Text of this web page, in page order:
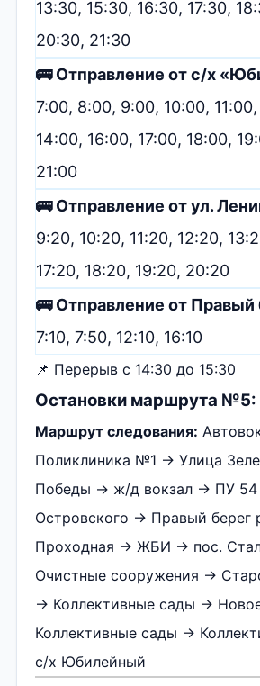
13:30, 15:30, 16:30, 17:30,
20:30, 21:30
🚌 Отправление от с/х
7:00, 8:00, 9:00, 10:00,
14:00, 16:00, 17:00, 18:00,
21:00
🚌 Отправление от ул.
9:20, 10:20, 11:20, 12:20,
17:20, 18:20, 19:20, 20:20
🚌 Отправление от Правый
7:10, 7:50, 12:10, 16:10
📌 Перерыв с 14:30 до 15:30
Остановки маршрута №5:
Маршрут следования:
Поликлиника №1 → Улица
Победы → ж/д вокзал → ПУ 54
Островского → Правый берег
Проходная → ЖБИ → пос.
Очистные сооружения →
→ Коллективные сады →
Коллективные сады →
с/х Юбилейный